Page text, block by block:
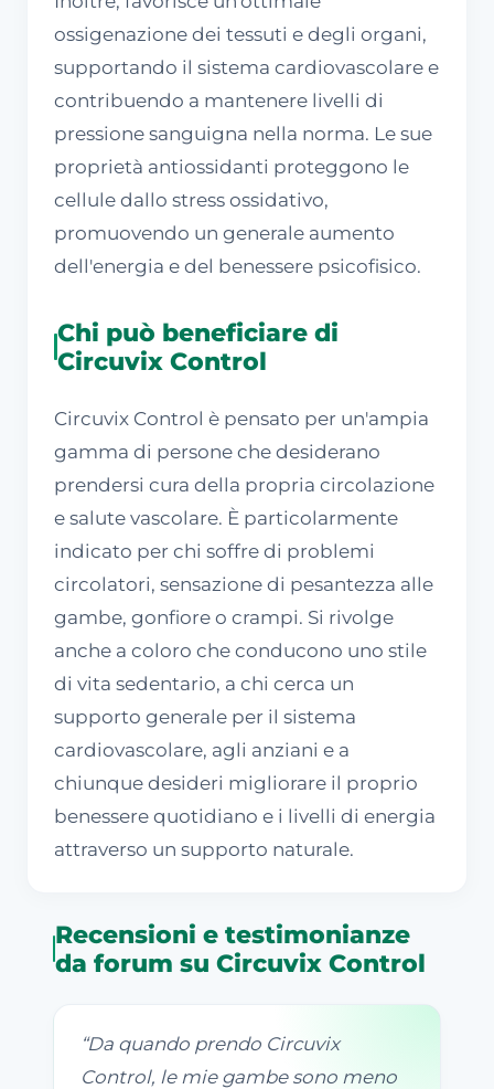
ossigenazione dei tessuti e degli organi,
supportando il sistema cardiovascolare e
contribuendo a mantenere livelli di
pressione sanguigna nella norma. Le sue
proprietà antiossidanti proteggono le
cellule dallo stress ossidativo,
promuovendo un generale aumento
dell'energia e del benessere psicofisico.
Chi può beneficiare di
Circuvix Control
Circuvix Control è pensato per un'ampia
gamma di persone che desiderano
prendersi cura della propria circolazione
e salute vascolare. È particolarmente
indicato per chi soffre di problemi
circolatori, sensazione di pesantezza alle
gambe, gonfiore o crampi. Si rivolge
anche a coloro che conducono uno stile
di vita sedentario, a chi cerca un
supporto generale per il sistema
cardiovascolare, agli anziani e a
chiunque desideri migliorare il proprio
benessere quotidiano e i livelli di energia
attraverso un supporto naturale.
Recensioni e testimonianze
da forum su Circuvix Control
“Da quando prendo Circuvix
Control, le mie gambe sono meno